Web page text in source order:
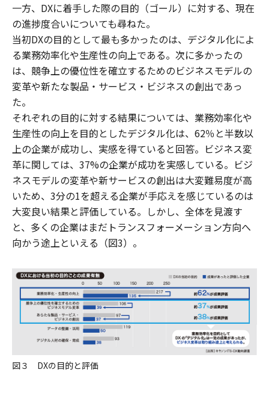
一方、DXに着手した際の目的（ゴール）に対する、現在
の進捗度合いについても尋ねた。
当初DXの目的として最も多かったのは、デジタル化によ
る業務効率化や生産性の向上である。次に多かったの
は、競争上の優位性を確立するためのビジネスモデルの
変革や新たな製品・サービス・ビジネスの創出であっ
た。
それぞれの目的に対する結果については、業務効率化や
生産性の向上を目的としたデジタル化は、62％と半数以
上の企業が成功し、実感を得ていると回答。ビジネス変
革に関しては、37%の企業が成功を実感している。ビジ
ネスモデルの変革や新サービスの創出は大変難易度が高
いため、3分の1を超える企業が手応えを感じているのは
大変良い結果と評価している。しかし、全体を見渡す
と、多くの企業はまだトランスフォーメーション方向へ
向かう途上といえる（図3）。
図３ DXの目的と評価